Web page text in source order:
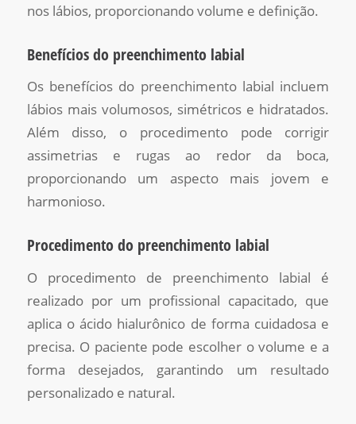
nos lábios, proporcionando volume e definição.
Benefícios do preenchimento labial
Os benefícios do preenchimento labial incluem
lábios mais volumosos, simétricos e hidratados.
Além disso, o procedimento pode corrigir
assimetrias e rugas ao redor da boca,
proporcionando um aspecto mais jovem e
harmonioso.
Procedimento do preenchimento labial
O procedimento de preenchimento labial é
realizado por um profissional capacitado, que
aplica o ácido hialurônico de forma cuidadosa e
precisa. O paciente pode escolher o volume e a
forma desejados, garantindo um resultado
personalizado e natural.